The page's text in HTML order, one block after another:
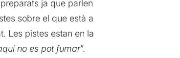
ja que parlen
sobre el que està a
Les pistes estan en la
no es pot fumar”.